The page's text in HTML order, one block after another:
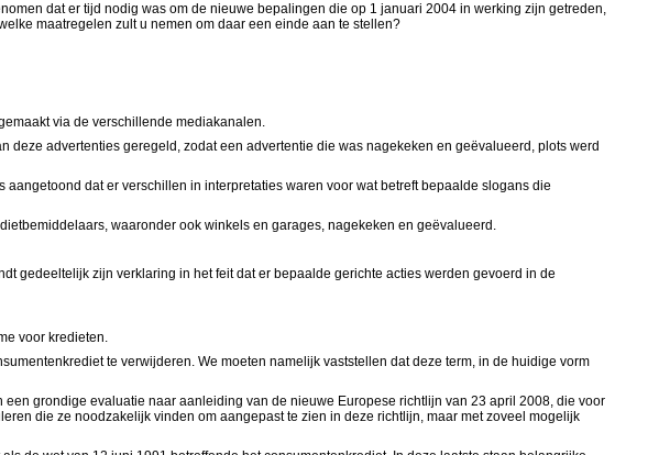
dat er tijd nodig was om de nieuwe bepalingen die op 1 januari 2004 in werking zijn getreden,
maatregelen zult u nemen om daar een einde aan te stellen?
via de verschillende mediakanalen.
advertenties geregeld, zodat een advertentie die was nagekeken en geëvalueerd, plots werd
dat er verschillen in interpretaties waren voor wat betreft bepaalde slogans die
waaronder ook winkels en garages, nagekeken en geëvalueerd.
gedeeltelijk zijn verklaring in het feit dat er bepaalde gerichte acties werden gevoerd in de
voor kredieten.
te verwijderen. We moeten namelijk vaststellen dat deze term, in de huidige vorm
grondige evaluatie naar aanleiding van de nieuwe Europese richtlijn van 23 april 2008, die voor
die ze noodzakelijk vinden om aangepast te zien in deze richtlijn, maar met zoveel mogelijk